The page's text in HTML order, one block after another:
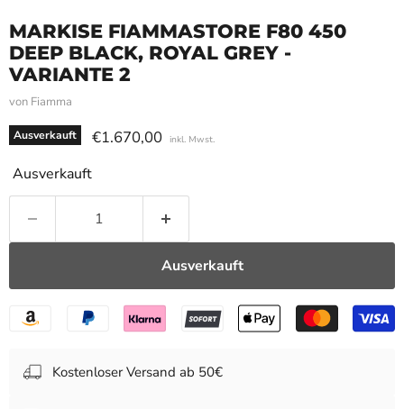
MARKISE FIAMMASTORE F80 450
DEEP BLACK, ROYAL GREY -
VARIANTE 2
von Fiamma
Ausverkauft Aktueller Preis
€1.670,00 inkl. Mwst.
Ausverkauft
Ausverkauft
Kostenloser Versand ab 50€